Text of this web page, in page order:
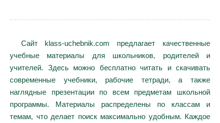
Сайт klass-uchebnik.com предлагает качественные
учебные материалы для школьников, родителей и
учителей. Здесь можно бесплатно читать и скачивать
современные учебники, рабочие тетради, а также
наглядные презентации по всем предметам школьной
программы. Материалы распределены по классам и
темам, что делает поиск максимально удобным. Каждое